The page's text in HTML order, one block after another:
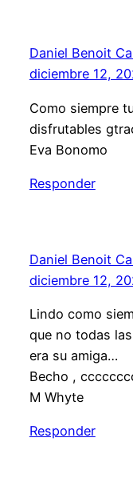
Daniel Benoit
diciembre 12,
Como siempre
disfrutables
Eva Bonomo
Responder
Daniel Benoit
diciembre 12,
Lindo como
que no todas
era su amiga…
Becho ,
M Whyte
Responder